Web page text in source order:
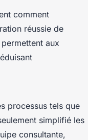
comment
réussie de
aux
processus tels que
simplifié les
consultante,